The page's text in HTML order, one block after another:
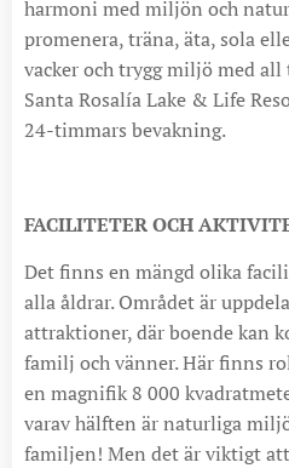
harmoni med miljön och
promenera, träna, äta, sola
vacker och trygg miljö med
Santa Rosalía Lake & Life
24-timmars bevakning.
FACILITETER OCH
Det finns en mängd olika
alla åldrar. Området är
attraktioner, där boende kan
familj och vänner. Här finns
en magnifik 8 000
varav hälften är naturliga
familjen! Men det är viktigt